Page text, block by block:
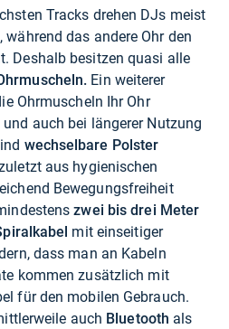
Tracks drehen DJs meist
das andere Ohr den
Deshalb besitzen quasi alle
Ein weiterer
Ohrmuscheln Ihr Ohr
auch bei längerer Nutzung
wechselbare Polster
aus hygienischen
Bewegungsfreiheit
zwei bis drei Meter
mit einseitiger
dass man an Kabeln
kommen zusätzlich mit
für den mobilen Gebrauch.
auch Bluetooth als